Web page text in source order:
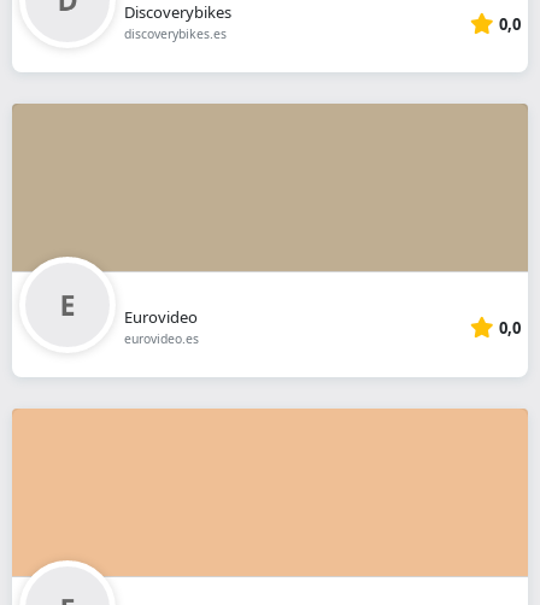
Discoverybikes
discoverybikes.es 0,0
Eurovideo
eurovideo.es 0,0